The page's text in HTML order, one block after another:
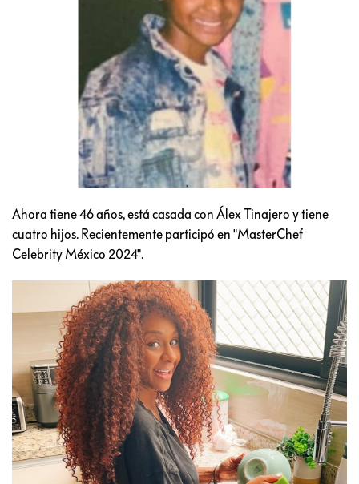
Ahora tiene 46 años, está casada con Álex Tinajero y tiene
cuatro hijos. Recientemente participó en "MasterChef
Celebrity México 2024".